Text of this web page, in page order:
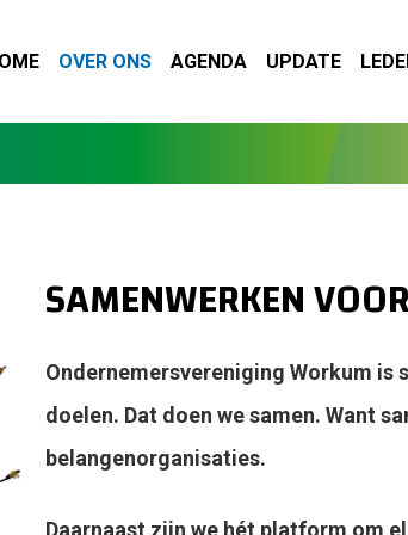
OVER ONS AGENDA UPDATE
SAMENWERKEN
Ondernemersvereniging Workum is
doelen. Dat doen we samen.Want
belangenorganisaties.
Daarnaast zijn we hét platform om